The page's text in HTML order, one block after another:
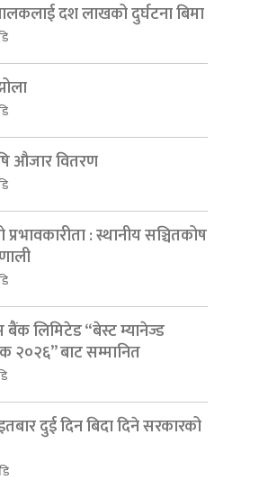
दश लाखको दुर्घटना बिमा
औजार वितरण
प्रभावकारीता : स्थानीय सञ्चितकोष
बैंक लिमिटेड “बेस्ट म्यानेज्ड
बाट सम्मानित
दुई दिन बिदा दिने सरकारको